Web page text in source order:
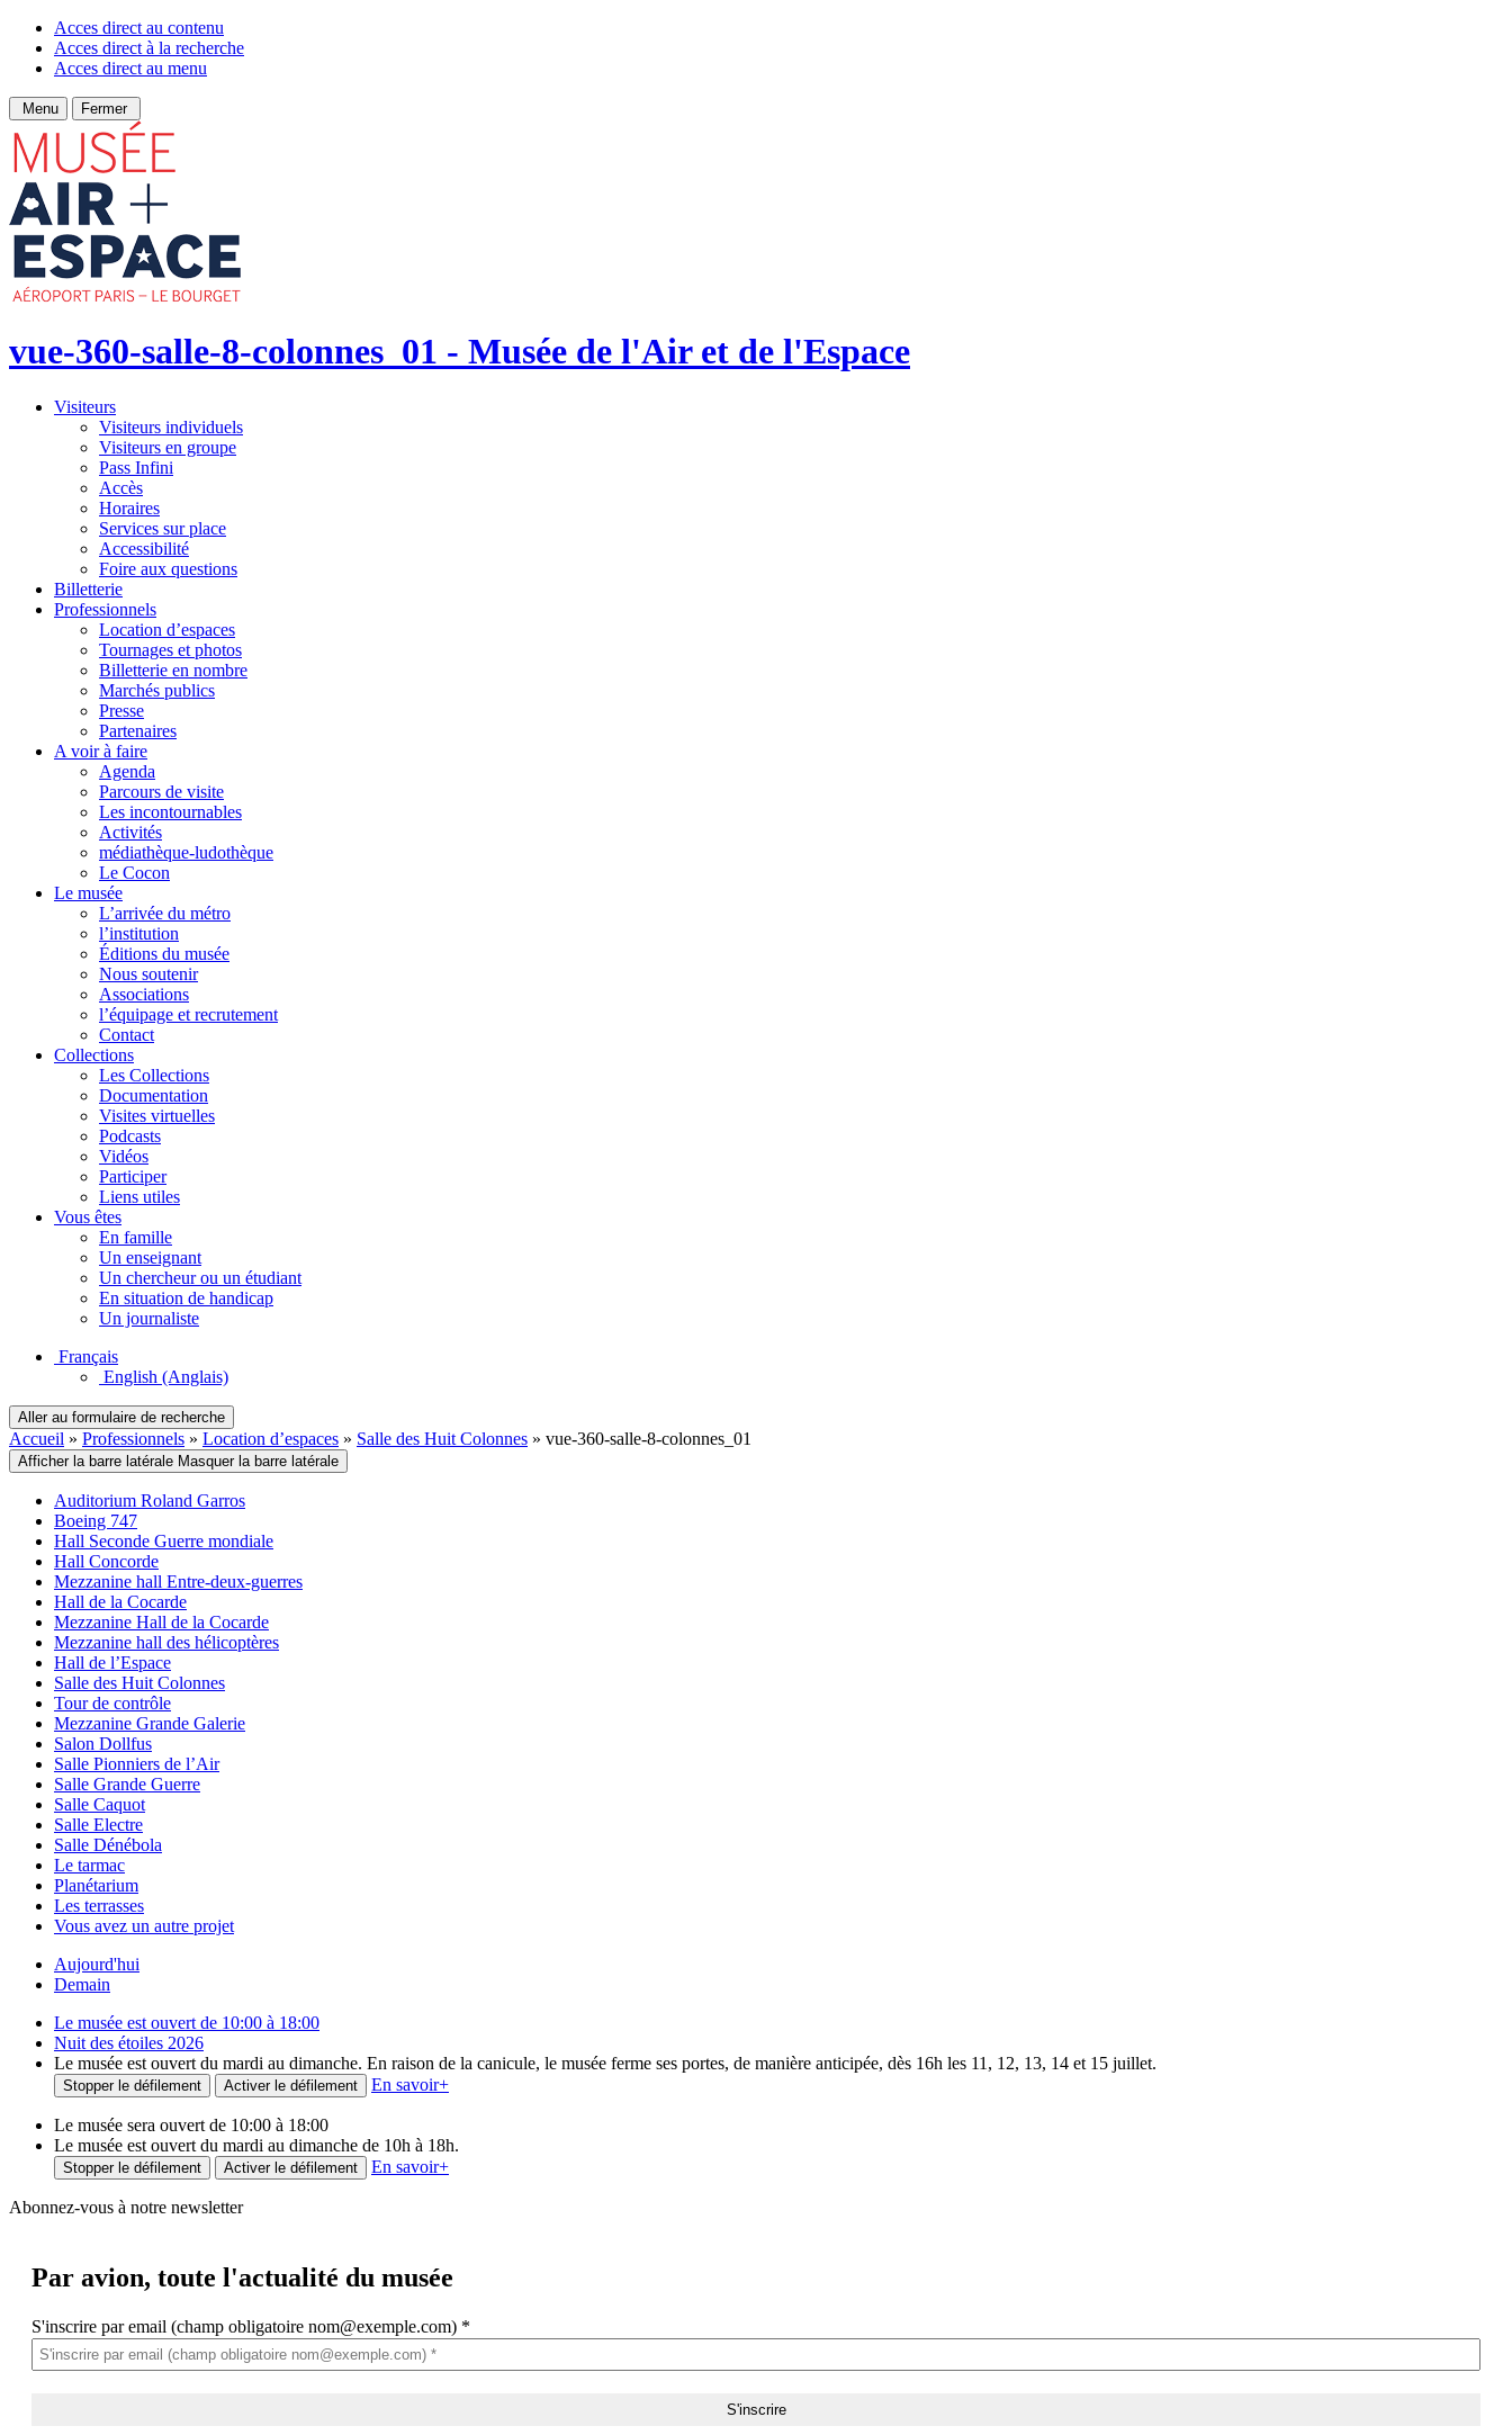
Acces direct au contenu
Acces direct à la recherche
Acces direct au menu
Menu Fermer
vue-360-salle-8-colonnes_01 - Musée de l'Air et de l'Espace
Visiteurs
Visiteurs individuels
Visiteurs en groupe
Pass Infini
Accès
Horaires
Services sur place
Accessibilité
Foire aux questions
Billetterie
Professionnels
Location d’espaces
Tournages et photos
Billetterie en nombre
Marchés publics
Presse
Partenaires
A voir à faire
Agenda
Parcours de visite
Les incontournables
Activités
médiathèque-ludothèque
Le Cocon
Le musée
L’arrivée du métro
l’institution
Éditions du musée
Nous soutenir
Associations
l’équipage et recrutement
Contact
Collections
Les Collections
Documentation
Visites virtuelles
Podcasts
Vidéos
Participer
Liens utiles
Vous êtes
En famille
Un enseignant
Un chercheur ou un étudiant
En situation de handicap
Un journaliste
Français
English (Anglais)
Aller au formulaire de recherche
Accueil » Professionnels » Location d’espaces » Salle des Huit Colonnes » vue-360-salle-8-colonnes_01
Afficher la barre latérale Masquer la barre latérale
Auditorium Roland Garros
Boeing 747
Hall Seconde Guerre mondiale
Hall Concorde
Mezzanine hall Entre-deux-guerres
Hall de la Cocarde
Mezzanine Hall de la Cocarde
Mezzanine hall des hélicoptères
Hall de l’Espace
Salle des Huit Colonnes
Tour de contrôle
Mezzanine Grande Galerie
Salon Dollfus
Salle Pionniers de l’Air
Salle Grande Guerre
Salle Caquot
Salle Electre
Salle Dénébola
Le tarmac
Planétarium
Les terrasses
Vous avez un autre projet
Aujourd'hui
Demain
Le musée est ouvert de 10:00 à 18:00
Nuit des étoiles 2026
Le musée est ouvert du mardi au dimanche. En raison de la canicule, le musée ferme ses portes, de manière anticipée, dès 16h les 11, 12, 13, 14 et 15 juillet.
Stopper le défilement Activer le défilement En savoir+
Le musée sera ouvert de 10:00 à 18:00
Le musée est ouvert du mardi au dimanche de 10h à 18h.
Stopper le défilement Activer le défilement En savoir+
Abonnez-vous à notre newsletter
Par avion, toute l'actualité du musée
S'inscrire par email (champ obligatoire nom@exemple.com) *